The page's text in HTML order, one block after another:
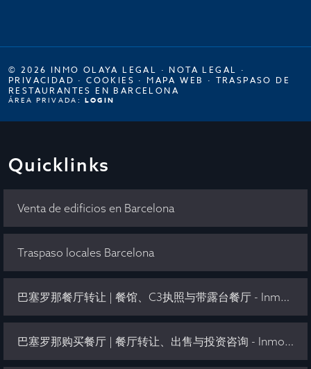
© 2026 INMO OLAYA LEGAL · NOTA LEGAL ·
PRIVACIDAD ·COOKIES · MAPA WEB · TRASPASO DE
RESTAURANTES EN BARCELONA
ÁREA PRIVADA: LOGIN
Quicklinks
Venta de edificios en Barcelona
Traspaso locales Barcelona
巴塞罗那餐厅转让 | 餐馆、C3执照与带露台餐厅 - Inmo Olaya
巴塞罗那购买餐厅 | 餐厅转让、出售与投资咨询 - Inmo Olaya